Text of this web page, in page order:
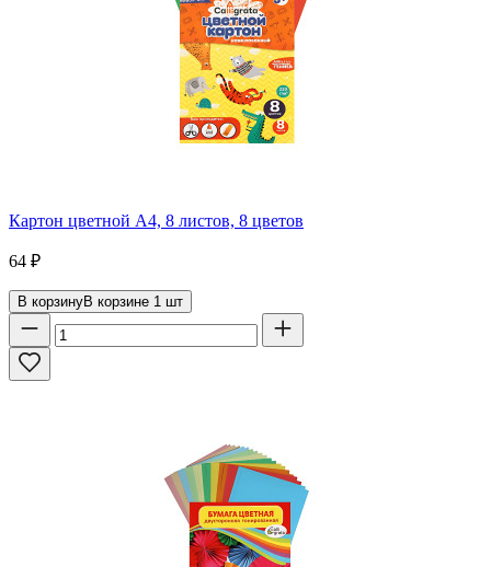
Картон цветной А4, 8 листов, 8 цветов
64 ₽
В корзинуВ корзине 1 шт